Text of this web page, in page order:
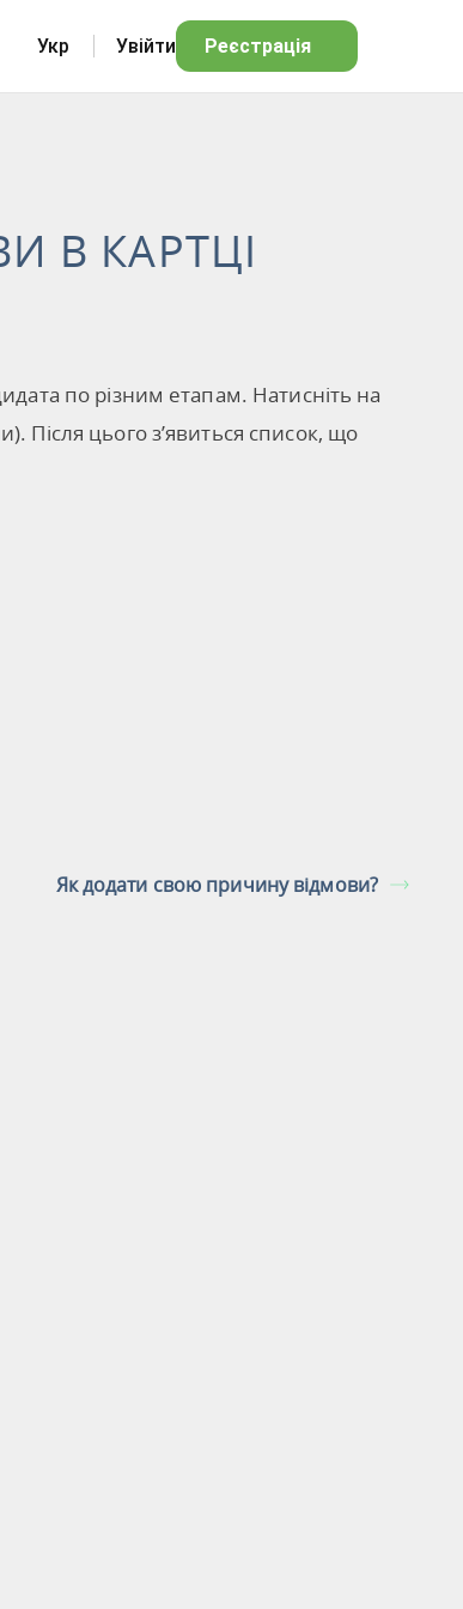
Укр Увійти Реєстрація
В КАРТЦІ
по різним етапам. Натисніть на
Після цього з’явиться список, що
Як додати свою причину відмови?